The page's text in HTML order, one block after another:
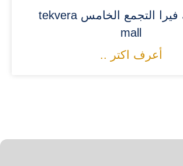
مول تيك فيرا التجمع الخامس tekvera
mall
أعرف اكتر ..